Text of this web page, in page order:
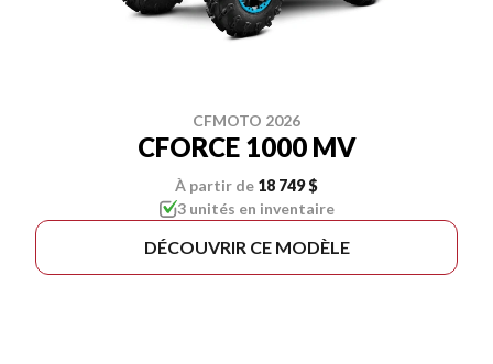
CFMOTO 2026
CFORCE 1000 MV
À partir de 18 749 $
3 unités en inventaire
DÉCOUVRIR CE MODÈLE